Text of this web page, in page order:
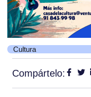
Cultura
Compártelo: